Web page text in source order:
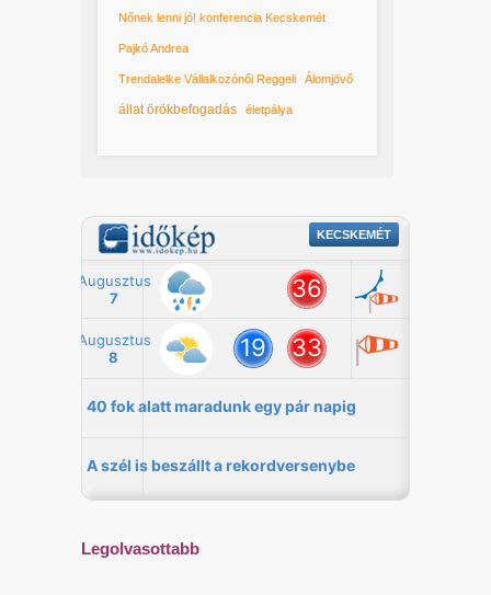
Nőnek lenni jó! konferencia Kecskemét
Pajkó Andrea
Trendalelke Vállalkozónői Reggeli Álomjövő
állat örökbefogadás életpálya
Legolvasottabb